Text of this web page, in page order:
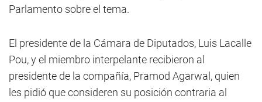
Parlamento sobre el tema.
El presidente de la Cámara de Diputados, Luis Lacalle
Pou, y el miembro interpelante recibieron al
presidente de la compañía, Pramod Agarwal, quien
les pidió que consideren su posición contraria al